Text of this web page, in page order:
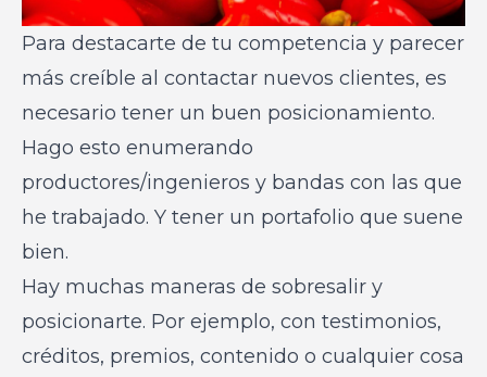
Para destacarte de tu competencia y parecer
más creíble al contactar nuevos clientes, es
necesario tener un buen posicionamiento.
Hago esto enumerando
productores/ingenieros y bandas con las que
he trabajado. Y tener un portafolio que suene
bien.
Hay muchas maneras de sobresalir y
posicionarte. Por ejemplo, con testimonios,
créditos, premios, contenido o cualquier cosa